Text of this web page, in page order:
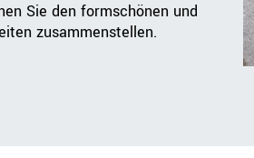
Sie den formschönen und
zusammenstellen.